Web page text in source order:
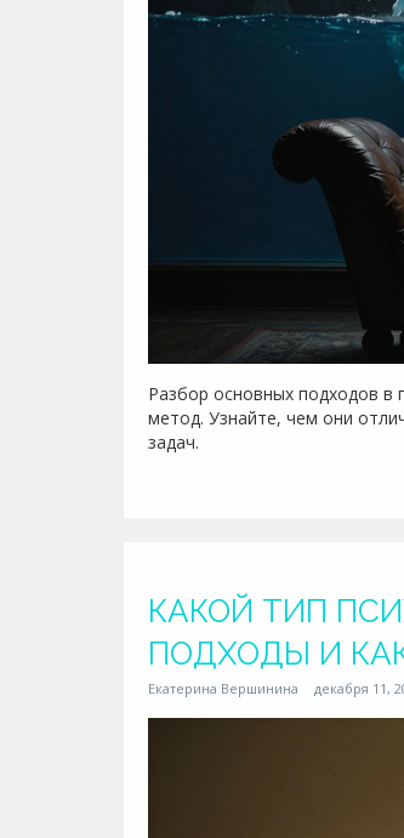
Разбор основных подходов в
метод. Узнайте, чем они
задач.
КАКОЙ ТИП
ПОДХОДЫ И
Екатерина Вершинина декабря 11,